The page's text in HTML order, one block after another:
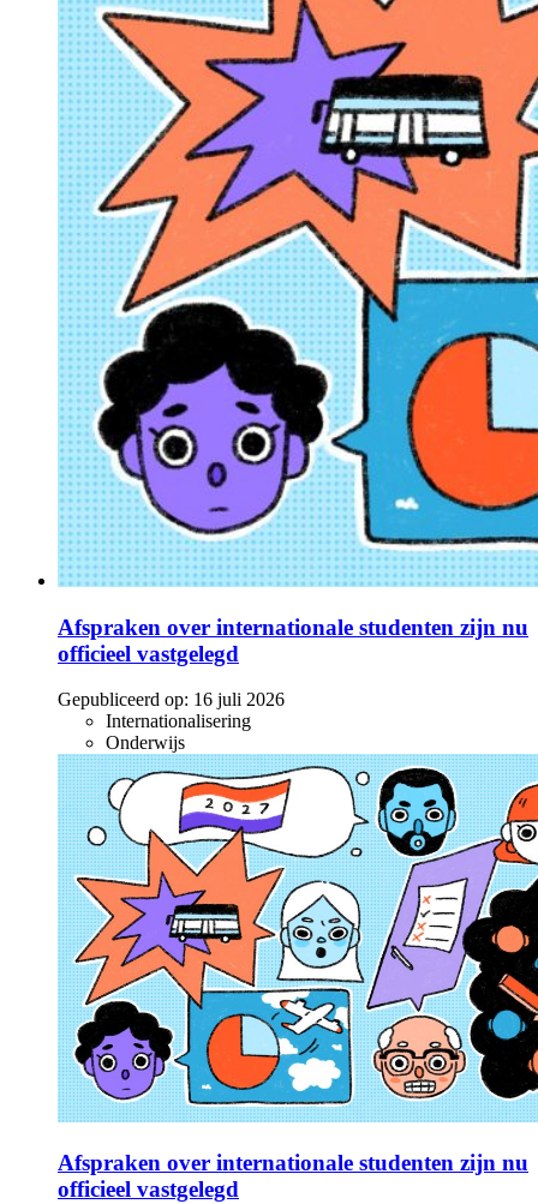
Afspraken over internationale studenten zijn nu
officieel vastgelegd
Gepubliceerd op: 16 juli 2026
Internationalisering
Onderwijs
Afspraken over internationale studenten zijn nu
officieel vastgelegd